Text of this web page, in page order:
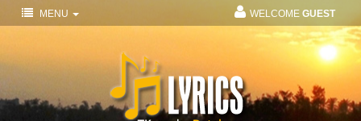
MENU WELCOME GUEST